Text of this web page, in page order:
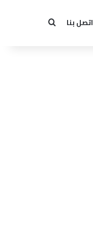
اتصل بنا بحث عن